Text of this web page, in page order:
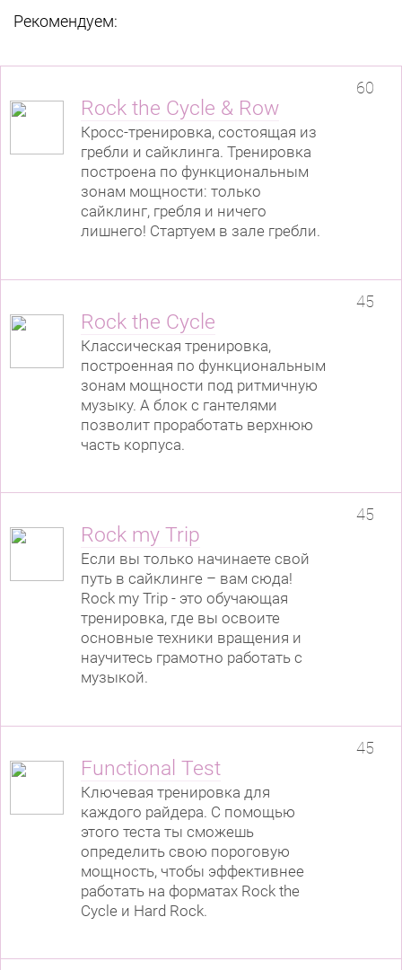
Рекомендуем:
Rock the Cycle & Row
Кросс-тренировка, состоящая из
гребли и сайклинга. Тренировка
построена по функциональным
зонам мощности: только
сайклинг, гребля и ничего
лишнего! Стартуем в зале гребли.
60
Rock the Cycle
Классическая тренировка,
построенная по функциональным
зонам мощности под ритмичную
музыку. А блок с гантелями
позволит проработать верхнюю
часть корпуса.
45
Rock my Trip
Если вы только начинаете свой
путь в сайклинге – вам сюда!
Rock my Trip - это обучающая
тренировка, где вы освоите
основные техники вращения и
научитесь грамотно работать с
музыкой.
45
Functional Test
Ключевая тренировка для
каждого райдера. С помощью
этого теста ты сможешь
определить свою пороговую
мощность, чтобы эффективнее
работать на форматах Rock the
Cycle и Hard Rock.
45